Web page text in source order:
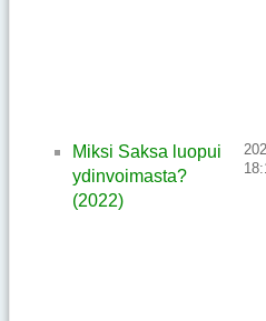
Miksi Saksa luopui
ydinvoimasta?
(2022)